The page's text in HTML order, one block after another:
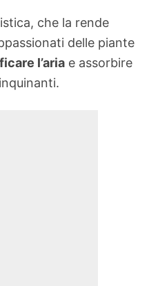
che la rende
delle piante
l’aria e assorbire